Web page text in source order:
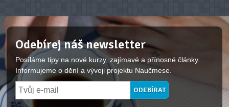
Odebírej náš newsletter
Posíláme tipy na nové kurzy, zajímavé a přínosné články.
Informujeme o dění a vývoji projektu Naučmese.